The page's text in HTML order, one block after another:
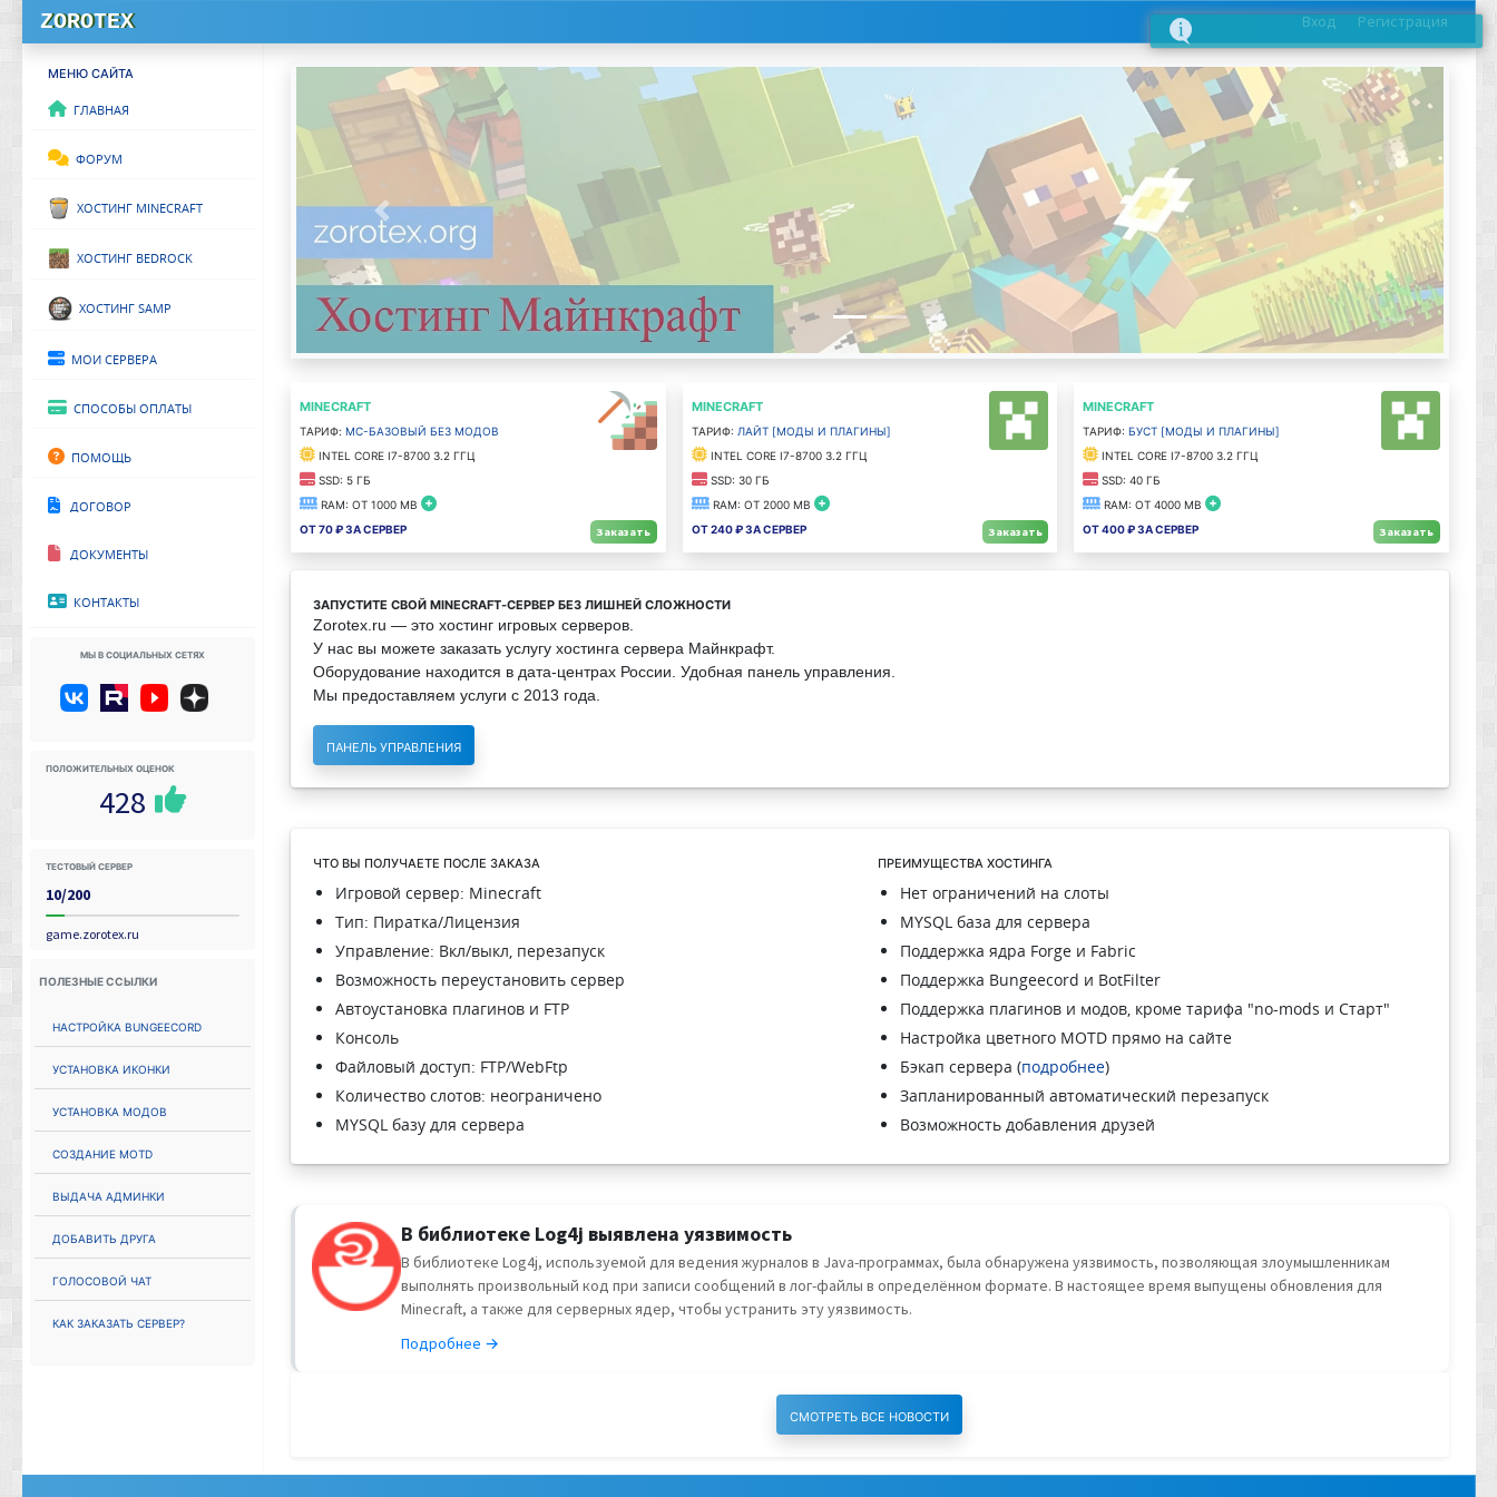
ZOROTEX Вход Регистрация
МЕНЮ САЙТА
Главная
Форум
Хостинг Minecraft
Хостинг Bedrock
Хостинг SAMP
Мои сервера
Способы оплаты
Помощь
Договор
Документы
Контакты
Мы в социальных сетях
Положительных оценок
428
Тестовый сервер
10/200
game.zorotex.ru
Полезные ссылки
Настройка Bungeecord
Установка иконки
Установка модов
Создание MOTD
Выдача админки
Добавить друга
Голосовой чат
Как заказать сервер?
Previous Next
MINECRAFT
Тариф: MC-Базовый без модов
Intel Core i7-8700 3.2 ГГц
SSD: 5 ГБ
RAM: от1000MB
От70₽ за сервер Заказать
MINECRAFT
Тариф: Лайт [моды и плагины]
Intel Core i7-8700 3.2 ГГц
SSD: 30 ГБ
RAM: от2000MB
От240₽ за сервер Заказать
MINECRAFT
Тариф: Буст [моды и плагины]
Intel Core i7-8700 3.2 ГГц
SSD: 40 ГБ
RAM: от4000MB
От400₽ за сервер Заказать
Запустите свой Minecraft-сервер без лишней сложности
Zorotex.ru — это хостинг игровых серверов.
У нас вы можете заказать услугу хостинга сервера Майнкрафт.
Оборудование находится в дата-центрах России. Удобная панель управления.
Мы предоставляем услуги с 2013 года.
Панель управления
Что вы получаете после заказа
Игровой сервер: Minecraft
Тип: Пиратка/Лицензия
Управление: Вкл/выкл, перезапуск
Возможность переустановить сервер
Автоустановка плагинов и FTP
Консоль
Файловый доступ: FTP/WebFtp
Количество слотов: неограничено
MYSQL базу для сервера
Преимущества Хостинга
Нет ограничений на слоты
MYSQL база для сервера
Поддержка ядра Forge и Fabric
Поддержка Bungeecord и BotFilter
Поддержка плагинов и модов, кроме тарифа "no-mods и Старт"
Настройка цветного MOTD прямо на сайте
Бэкап сервера (подробнее)
Запланированный автоматический перезапуск
Возможность добавления друзей
В библиотеке Log4j выявлена уязвимость
В библиотеке Log4j, используемой для ведения журналов в Java-программах, была обнаружена уязвимость, позволяющая злоумышленникам
выполнять произвольный код при записи сообщений в лог-файлы в определённом формате. В настоящее время выпущены обновления для
Minecraft, а также для серверных ядер, чтобы устранить эту уязвимость.
Подробнее →
Смотреть все новости